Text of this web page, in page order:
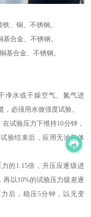
、铜、不锈钢。
基合金、不锈钢。
基合金、不锈钢。
净水或干燥空气、氮气进
必须用水做强度试验。
试验压力下维持10分钟，
验结束后，应用无油气体
的1.15倍，升压应逐级进
再以10%的试验压力级差逐
后，稳压5分钟，以无变